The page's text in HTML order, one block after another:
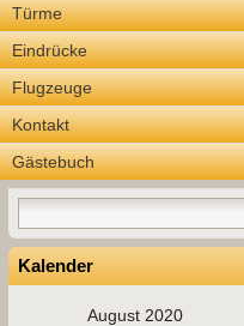
Türme
Eindrücke
Flugzeuge
Kontakt
Gästebuch
Kalender
August 2020